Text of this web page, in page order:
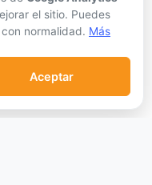
el sitio. Puedes
normalidad. Más
Aceptar